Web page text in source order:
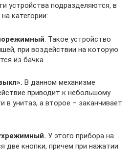
устройства подразделяются, в
категории:
. Такое устройство
при воздействии на которую
из бачка.
В данном механизме
приводит к небольшому
в унитаз, а второе – заканчивает
У этого прибора на
две кнопки, причем при нажатии